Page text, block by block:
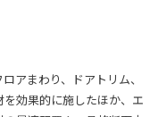
アまわり、ドアトリム、
効果的に施したほか、エ